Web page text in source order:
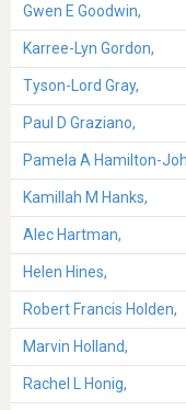
Gwen E Goodwin,
Karree-Lyn Gordon,
Tyson-Lord Gray,
Paul D Graziano,
Pamela A Hamilton-
Kamillah M Hanks,
Alec Hartman,
Helen Hines,
Robert Francis Holden,
Marvin Holland,
Rachel L Honig,